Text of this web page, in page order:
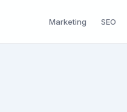
Marketing SEO